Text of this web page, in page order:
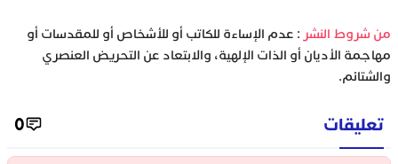
‫من شروط النشر : عدم الإساءة للكاتب أو للأشخاص أو للمقدسات أو
مهاجمة الأديان أو الذات الإلهية، والابتعاد عن التحريض العنصري
والشتائم.
تعليقات 0